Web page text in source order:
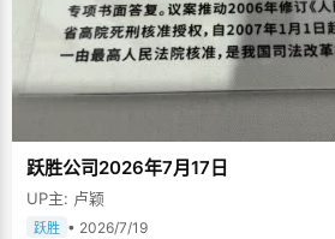
跃胜公司2026年7月17日
UP主: 卢颖
跃胜 • 2026/7/19